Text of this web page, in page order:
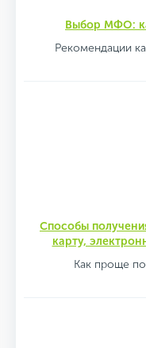
Выбор МФО:
Рекомендации
Способы
карту,
Как проще